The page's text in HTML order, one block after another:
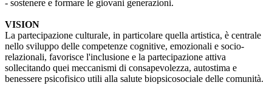
- sostenere e formare le giovani generazioni.
VISION
La partecipazione culturale, in particolare quella artistica, è centrale
nello sviluppo delle competenze cognitive, emozionali e socio-
relazionali, favorisce l'inclusione e la partecipazione attiva
sollecitando quei meccanismi di consapevolezza, autostima e
benessere psicofisico utili alla salute biopsicosociale delle comunità.